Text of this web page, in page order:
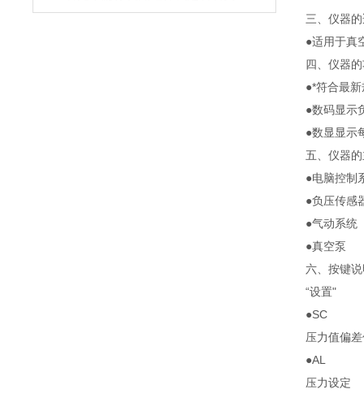
三、仪器
●适用于真
四、仪器
●*符合最
●数码显示
●数显显示
五、仪器
●电脑控制
●负压传感
●气动系统
●真空泵
六、按键
“设置"
●SC
压力值偏
●AL
压力设定